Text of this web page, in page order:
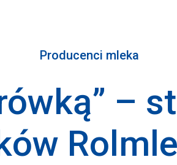
Producenci mleka
–